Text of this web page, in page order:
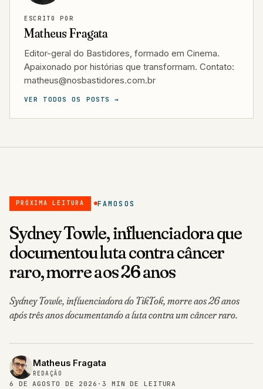
ESCRITO POR
Matheus Fragata
Editor-geral do Bastidores, formado em Cinema.
Apaixonado por histórias que transformam. Contato:
matheus@nosbastidores.com.br
VER TODOS OS POSTS →
PRÓXIMA LEITURA FAMOSOS
Sydney Towle, influenciadora que
documentou luta contra câncer
raro, morre aos 26 anos
Sydney Towle, influenciadora do TikTok, morre aos 26 anos
após três anos documentando a luta contra um câncer raro.
Matheus Fragata
REDAÇÃO
6 DE AGOSTO DE 2026 · 3 MIN DE LEITURA